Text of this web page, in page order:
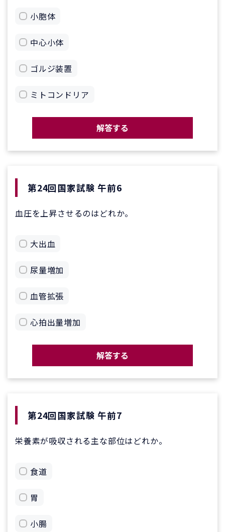
小胞体
中心小体
ゴルジ装置
ミトコンドリア
解答する
第24回国家試験 午前6
血圧を上昇させるのはどれか。
大出血
尿量増加
血管拡張
心拍出量増加
解答する
第24回国家試験 午前7
栄養素が吸収される主な部位はどれか。
食道
胃
小腸